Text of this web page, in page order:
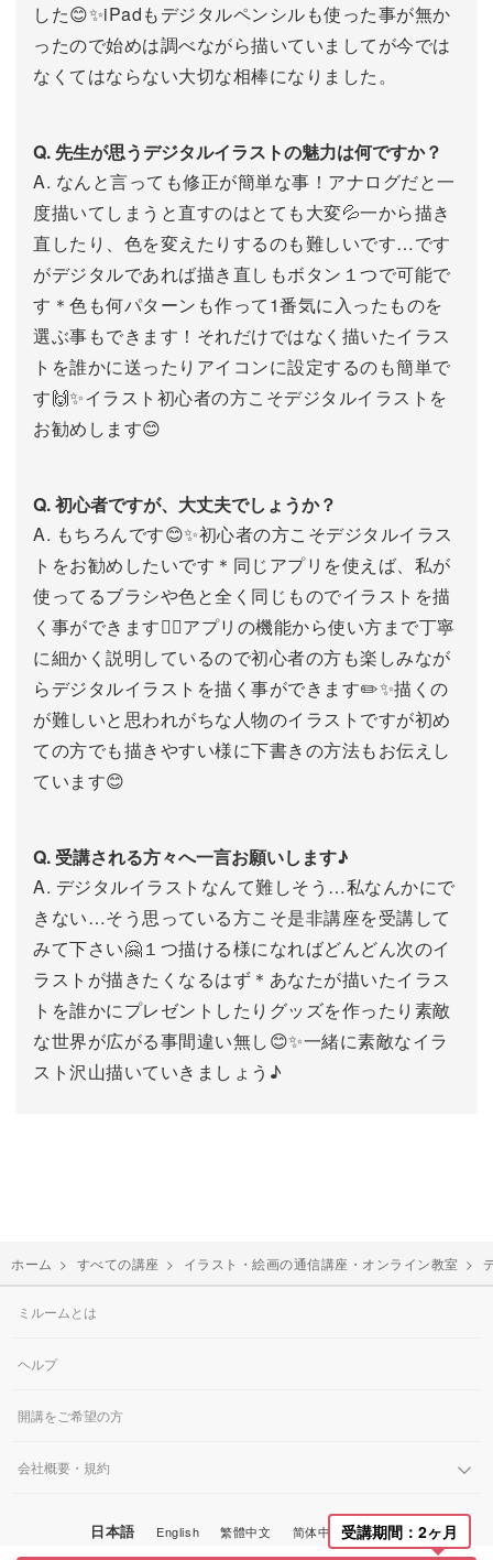
した😊✨iPadもデジタルペンシルも使った事が無か
ったので始めは調べながら描いていましてが今では
なくてはならない大切な相棒になりました。
Q. 先生が思うデジタルイラストの魅力は何ですか？
A. なんと言っても修正が簡単な事！アナログだと一
度描いてしまうと直すのはとても大変💦一から描き
直したり、色を変えたりするのも難しいです…です
がデジタルであれば描き直しもボタン１つで可能で
す＊色も何パターンも作って1番気に入ったものを
選ぶ事もできます！それだけではなく描いたイラス
トを誰かに送ったりアイコンに設定するのも簡単で
す🙌✨イラスト初心者の方こそデジタルイラストを
お勧めします😊
Q. 初心者ですが、大丈夫でしょうか？
A. もちろんです😊✨初心者の方こそデジタルイラス
トをお勧めしたいです＊同じアプリを使えば、私が
使ってるブラシや色と全く同じものでイラストを描
く事ができます🙆‍♀️アプリの機能から使い方まで丁寧
に細かく説明しているので初心者の方も楽しみなが
らデジタルイラストを描く事ができます✏️✨描くの
が難しいと思われがちな人物のイラストですが初め
ての方でも描きやすい様に下書きの方法もお伝えし
ています😊
Q. 受講される方々へ一言お願いします♪
A. デジタルイラストなんて難しそう…私なんかにで
きない…そう思っている方こそ是非講座を受講して
みて下さい🤗１つ描ける様になればどんどん次のイ
ラストが描きたくなるはず＊あなたが描いたイラス
トを誰かにプレゼントしたりグッズを作ったり素敵
な世界が広がる事間違い無し😊✨一緒に素敵なイラ
スト沢山描いていきましょう♪
ホーム > すべての講座 > イラスト・絵画の通信講座・オンライン教室 >
受講期間：2ヶ月
ミルームとは
ヘルプ
開講をご希望の方
会社概要・規約
日本語 English 繁體中文 简体中文 한국어